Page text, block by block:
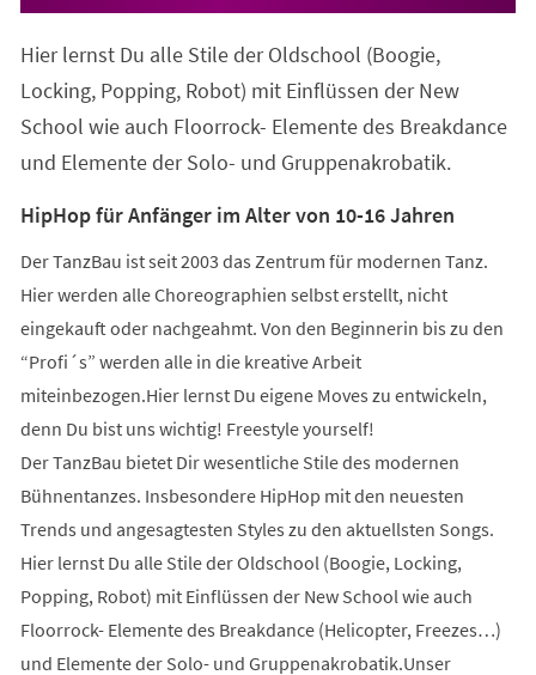
Hier lernst Du alle Stile der Oldschool (Boogie,
Locking, Popping, Robot) mit Einflüssen der New
School wie auch Floorrock- Elemente des Breakdance
und Elemente der Solo- und Gruppenakrobatik.
HipHop für Anfänger im Alter von 10-16 Jahren
Der TanzBau ist seit 2003 das Zentrum für modernen Tanz.
Hier werden alle Choreographien selbst erstellt, nicht
eingekauft oder nachgeahmt. Von den Beginnerin bis zu den
“Profi´s” werden alle in die kreative Arbeit
miteinbezogen.Hier lernst Du eigene Moves zu entwickeln,
denn Du bist uns wichtig! Freestyle yourself!
Der TanzBau bietet Dir wesentliche Stile des modernen
Bühnentanzes. Insbesondere HipHop mit den neuesten
Trends und angesagtesten Styles zu den aktuellsten Songs.
Hier lernst Du alle Stile der Oldschool (Boogie, Locking,
Popping, Robot) mit Einflüssen der New School wie auch
Floorrock- Elemente des Breakdance (Helicopter, Freezes…)
und Elemente der Solo- und Gruppenakrobatik.Unser